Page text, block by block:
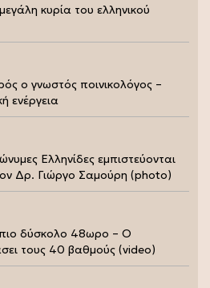
κυρία του ελληνικού
ο γνωστός ποινικολόγος –
ενέργεια
Ελληνίδες εμπιστεύονται
Δρ. Γιώργο Σαμούρη (photo)
δύσκολο 48ωρο – Ο
τους 40 βαθμούς (video)